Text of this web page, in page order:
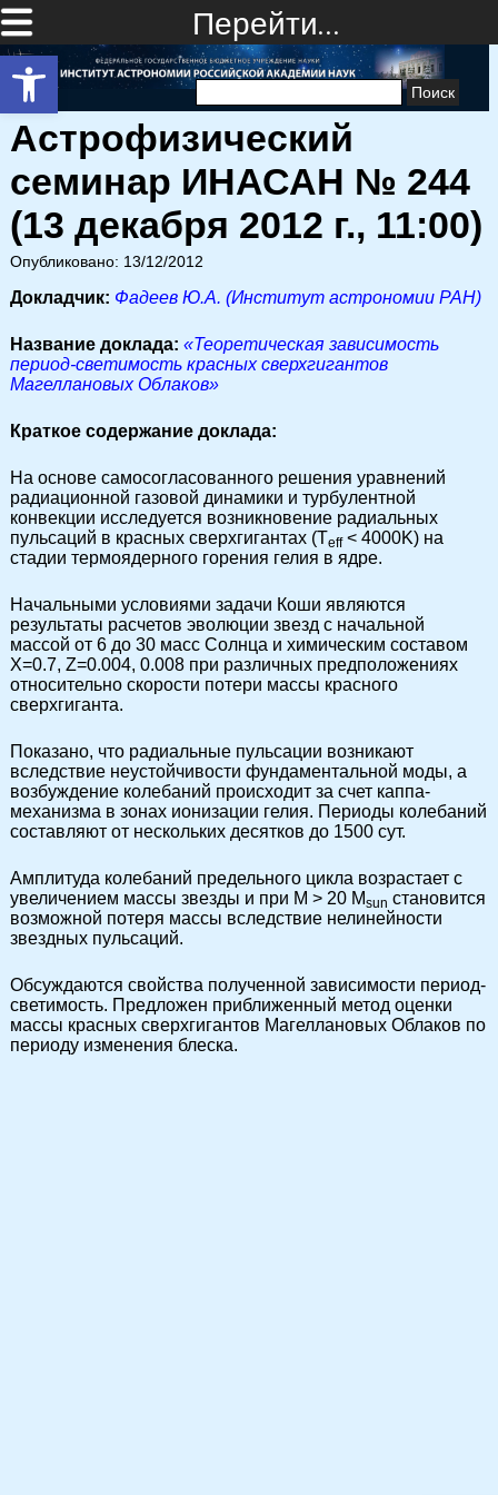
Открыть панель инструментов
Перейти…
Найти:
Астрофизический
семинар ИНАСАН № 244
(13 декабря 2012 г., 11:00)
Опубликовано: 13/12/2012
Докладчик: Фадеев Ю.А. (Институт астрономии РАН)
Название доклада: «Теоретическая зависимость
период-светимость красных сверхгигантов
Магеллановых Облаков»
Краткое содержание доклада:
На основе самосогласованного решения уравнений
радиационной газовой динамики и турбулентной
конвекции исследуется возникновение радиальных
пульсаций в красных сверхгигантах (Teff< 4000K) на
стадии термоядерного горения гелия в ядре.
Начальными условиями задачи Коши являются
результаты расчетов эволюции звезд с начальной
массой от 6 до 30 масс Солнца и химическим составом
X=0.7, Z=0.004, 0.008 при различных предположениях
относительно скорости потери массы красного
сверхгиганта.
Показано, что радиальные пульсации возникают
вследствие неустойчивости фундаментальной моды, а
возбуждение колебаний происходит за счет каппа-
механизма в зонах ионизации гелия. Периоды колебаний
составляют от нескольких десятков до 1500 сут.
Амплитуда колебаний предельного цикла возрастает с
увеличением массы звезды и при M > 20 Msun становится
возможной потеря массы вследствие нелинейности
звездных пульсаций.
Обсуждаются свойства полученной зависимости период-
светимость. Предложен приближенный метод оценки
массы красных сверхгигантов Магеллановых Облаков по
периоду изменения блеска.